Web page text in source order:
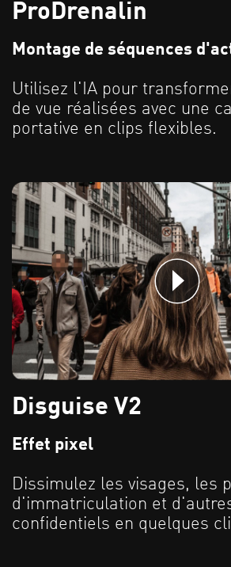
ProDrenalin
Montage de séquences
Utilisez l'IA pour
de vue réalisées avec une
portative en clips flexibles.
Disguise V2
Effet pixel
Dissimulez les visages, les
d'immatriculation et
confidentiels en quelques